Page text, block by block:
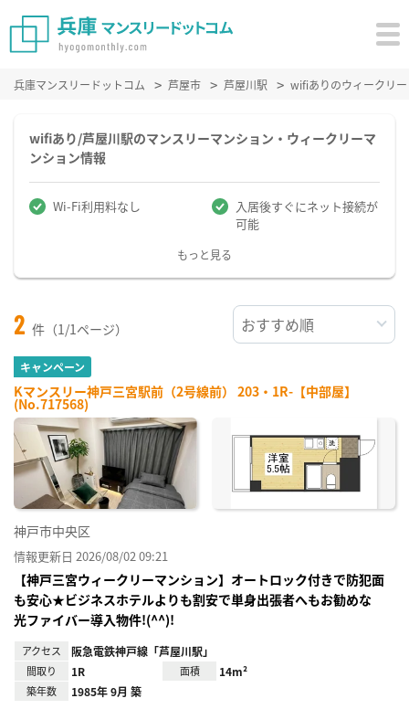
兵庫マンスリードットコム 芦屋市 芦屋川駅 wifiありのウィークリ
wifiあり/芦屋川駅のマンスリーマンション・ウィークリーマ
ンション情報
Wi-Fi利用料なし
入居後すぐにネット接続が
可能
もっと見る
2 件（1/1ページ）
キャンペーン
Kマンスリー神戸三宮駅前（2号線前） 203・1R-【中部屋】
(No.717568)
神戸市中央区
情報更新日 2026/08/02 09:21
【神戸三宮ウィークリーマンション】オートロック付きで防犯面
も安心★ビジネスホテルよりも割安で単身出張者へもお勧めな
光ファイバー導入物件!(^^)!
アクセス 阪急電鉄神戸線「芦屋川駅」
間取り 1R 面積 14m²
築年数 1985年 9月 築